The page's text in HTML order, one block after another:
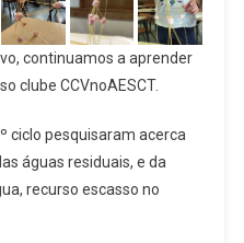
continuamos a aprender
clube CCVnoAESCT.
ciclo pesquisaram acerca
águas residuais, e da
recurso escasso no